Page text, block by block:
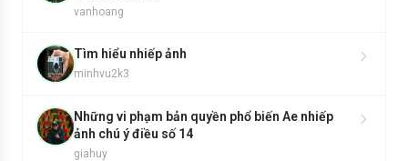
vanhoang
Tìm hiểu nhiếp ảnh
minhvu2k3
Những vi phạm bản quyền phổ biến Ae nhiếp
ảnh chú ý điều số 14
giahuy